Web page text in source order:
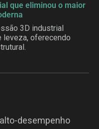
que eliminou o maior
3D industrial
oferecendo
alto-desempenho